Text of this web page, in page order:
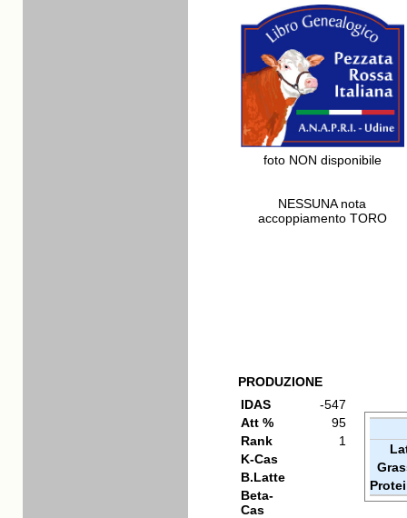
foto NON disponibile
NESSUNA nota
accoppiamento TORO
PRODUZIONE
IDAS
-547
Att %
95
Rank
1
K-Cas
B.Latte
Beta-
Cas